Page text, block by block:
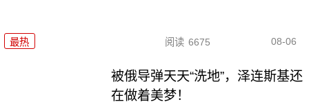
最热 阅读 6675 08-06
被俄导弹天天“洗地”，泽连斯基还
在做着美梦！